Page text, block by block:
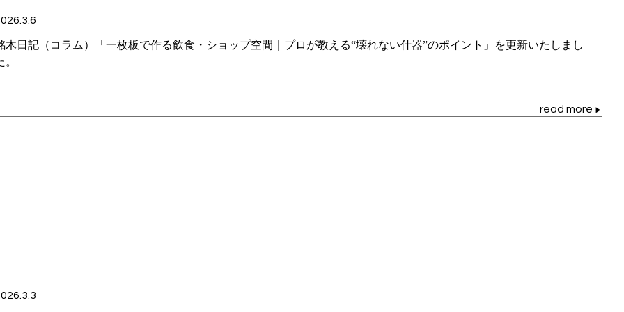
木日記（コラム）「一枚板で作る飲食・ショップ空間｜プロが教える“壊れない什器”のポイント」を更新いたしまし
。
read more ▶